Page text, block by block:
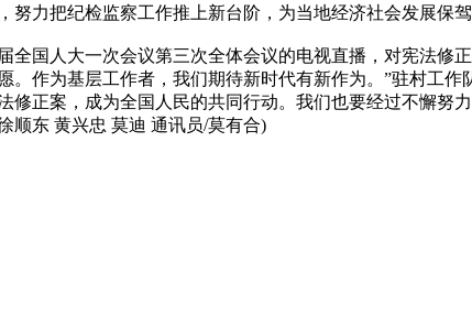
力把纪检监察工作推上新台阶，为当地经济社会发展保驾
人大一次会议第三次全体会议的电视直播，对宪法修
作为基层工作者，我们期待新时代有新作为。”驻村工
正案，成为全国人民的共同行动。我们也要经过不懈努
顺东 黄兴忠 莫迪 通讯员/莫有合)